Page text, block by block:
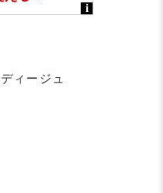
ィージュ